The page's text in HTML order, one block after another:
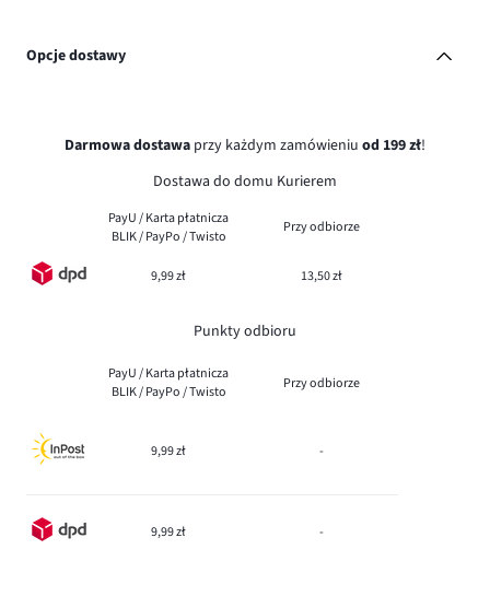
Opcje dostawy
Darmowa dostawa przy każdym zamówieniu od 199 zł!
Dostawa do domu Kurierem
PayU / Karta płatnicza
BLIK / PayPo / Twisto
Przy odbiorze
9,99 zł 13,50 zł
Punkty odbioru
PayU / Karta płatnicza
BLIK / PayPo / Twisto
Przy odbiorze
9,99 zł -
9,99 zł -